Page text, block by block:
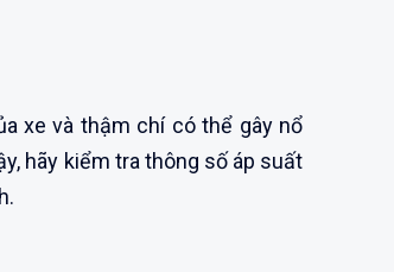
xe và thậm chí có thể gây nổ
hãy kiểm tra thông số áp suất